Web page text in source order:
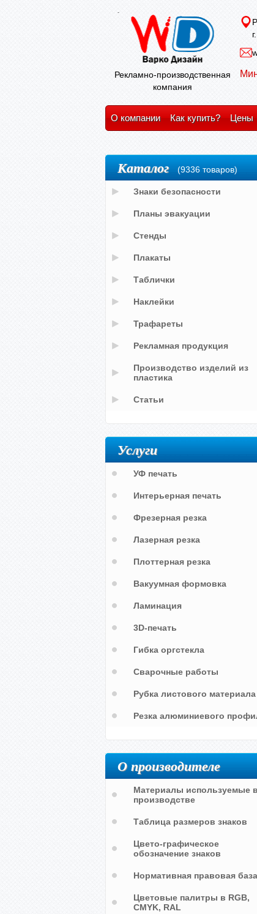
Рекламно-производственная
компания
О компании Как купить? Цены
Каталог (9336 товаров)
Знаки безопасности
Планы эвакуации
Стенды
Плакаты
Таблички
Наклейки
Трафареты
Рекламная продукция
Производство изделий из
пластика
Статьи
Услуги
УФ печать
Интерьерная печать
Фрезерная резка
Лазерная резка
Плоттерная резка
Вакуумная формовка
Ламинация
3D-печать
Гибка оргстекла
Сварочные работы
Рубка листового материала
Резка алюминиевого
О производителе
Материалы используемые в
производстве
Таблица размеров знаков
Цвето-графическое
обозначение знаков
Нормативная правовая база
Цветовые палитры в RGB,
CMYK, RAL